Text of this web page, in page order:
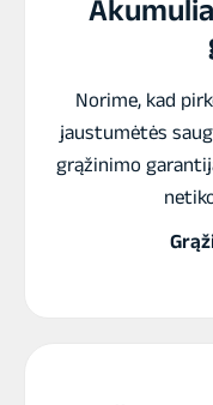
Norime, kad
jaustumėtės
grąžinimo